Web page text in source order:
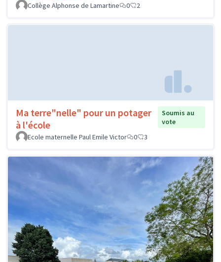
Collège Alphonse de Lamartine 0 2
Ma terre"nelle" pour un potager
à l'école
Soumis au
vote
Ecole maternelle Paul Emile Victor
0 3